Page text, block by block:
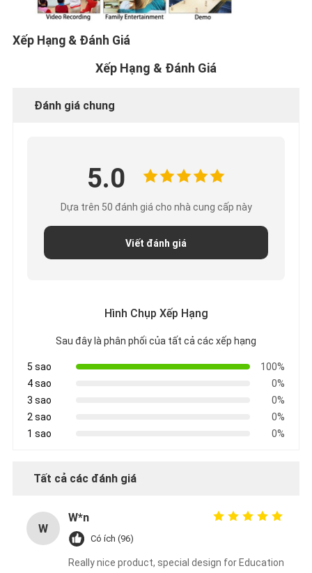
Xếp Hạng & Đánh Giá
Xếp Hạng & Đánh Giá
Đánh giá chung
5.0
Dựa trên 50 đánh giá cho nhà cung cấp này
Viết đánh giá
Hình Chụp Xếp Hạng
Sau đây là phân phối của tất cả các xếp hạng
5 sao
100%
4 sao
0%
3 sao
0%
2 sao
0%
1 sao
0%
Tất cả các đánh giá
W
W*n
Có ích (96)
Really nice product, special design for Education